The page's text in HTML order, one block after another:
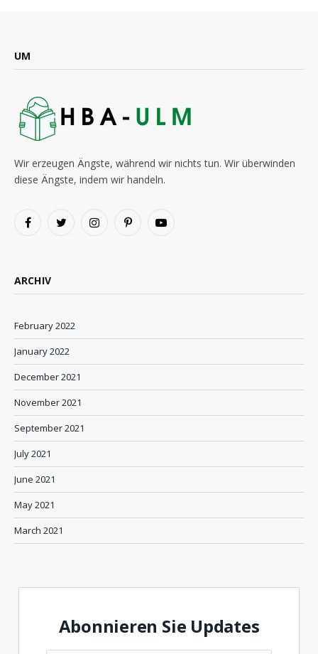
UM
Wir erzeugen Ängste, während wir nichts tun. Wir überwinden
diese Ängste, indem wir handeln.
FacebookTwitter InstagramPinterestYouTube
ARCHIV
February 2022
January 2022
December 2021
November 2021
September 2021
July 2021
June 2021
May 2021
March 2021
Abonnieren Sie Updates